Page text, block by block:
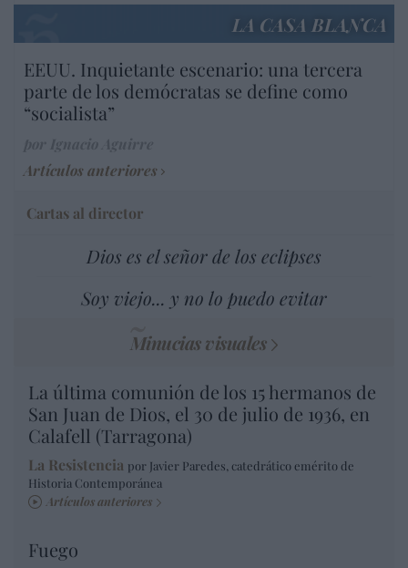
LA CASA BLANCA
EEUU. Inquietante escenario: una tercera
parte de los demócratas se define como
“socialista”
Artículos anteriores
Cartas al director
Dios es el señor de los eclipses
Soy viejo... y no lo puedo evitar
Minucias visuales
La última comunión de los 15 hermanos de
San Juan de Dios, el 30 de julio de 1936, en
Calafell (Tarragona)
La Resistencia por Javier Paredes, catedrático emérito de
Historia Contemporánea
Artículos anteriores
Fuego